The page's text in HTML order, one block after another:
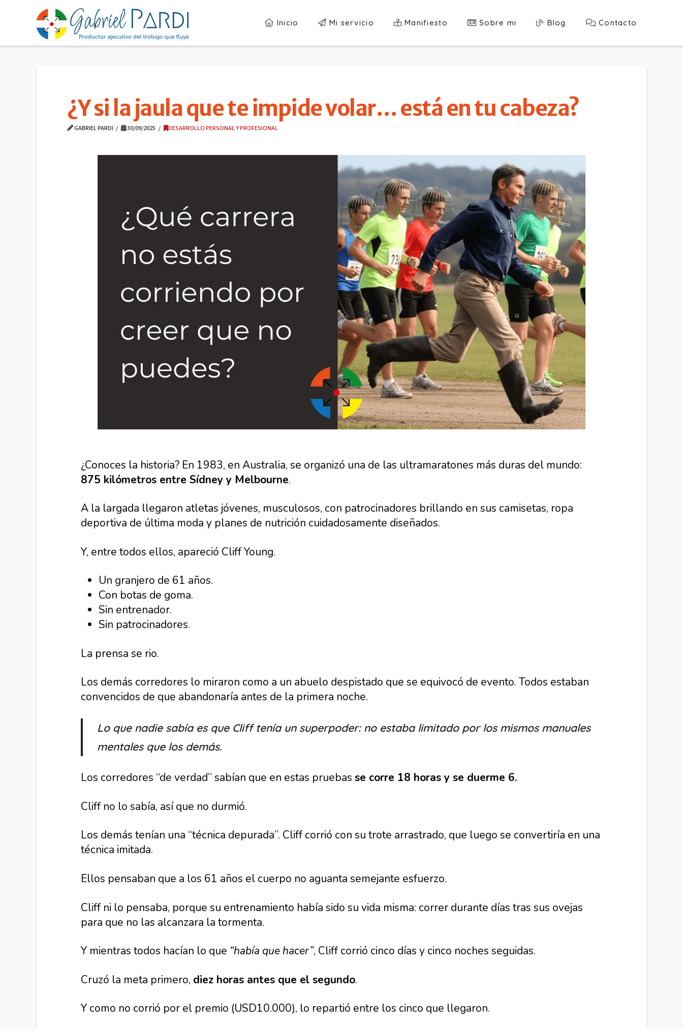
Inicio Mi servicio Manifiesto Sobre mi Blog Contacto
¿Y si la jaula que te impide volar… está en tu cabeza?
GABRIEL PARDI 30/09/2025 DESARROLLO PERSONAL Y PROFESIONAL
¿Conoces la historia? En 1983, en Australia, se organizó una de las ultramaratones más duras del mundo:
875 kilómetros entre Sídney y Melbourne.
A la largada llegaron atletas jóvenes, musculosos, con patrocinadores brillando en sus camisetas, ropa
deportiva de última moda y planes de nutrición cuidadosamente diseñados.
Y, entre todos ellos, apareció Cliff Young.
Un granjero de 61 años.
Con botas de goma.
Sin entrenador.
Sin patrocinadores.
La prensa se rio.
Los demás corredores lo miraron como a un abuelo despistado que se equivocó de evento. Todos estaban
convencidos de que abandonaría antes de la primera noche.
Lo que nadie sabía es que Cliff tenía un superpoder: no estaba limitado por los mismos manuales
mentales que los demás.
Los corredores “de verdad” sabían que en estas pruebas se corre 18 horas y se duerme 6.
Cliff no lo sabía, así que no durmió.
Los demás tenían una “técnica depurada”. Cliff corrió con su trote arrastrado, que luego se convertiría en una
técnica imitada.
Ellos pensaban que a los 61 años el cuerpo no aguanta semejante esfuerzo.
Cliff ni lo pensaba, porque su entrenamiento había sido su vida misma: correr durante días tras sus ovejas
para que no las alcanzara la tormenta.
Y mientras todos hacían lo que “había que hacer”, Cliff corrió cinco días y cinco noches seguidas.
Cruzó la meta primero, diez horas antes que el segundo.
Y como no corrió por el premio (USD10.000), lo repartió entre los cinco que llegaron.